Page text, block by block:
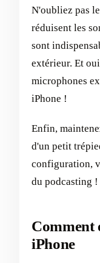
N'oubliez pas
réduisent les
sont
extérieur. Et
microphones
iPhone !
Enfin,
d'un petit
configuration,
du podcasting !
Comment
iPhone